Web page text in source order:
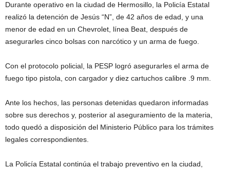
Durante operativo en la ciudad de Hermosillo, la Policía Estatal
realizó la detención de Jesús “N”, de 42 años de edad, y una
menor de edad en un Chevrolet, línea Beat, después de
asegurarles cinco bolsas con narcótico y un arma de fuego.
Con el protocolo policial, la PESP logró asegurarles el arma de
fuego tipo pistola, con cargador y diez cartuchos calibre .9 mm.
Ante los hechos, las personas detenidas quedaron informadas
sobre sus derechos y, posterior al aseguramiento de la materia,
todo quedó a disposición del Ministerio Público para los trámites
legales correspondientes.
La Policía Estatal continúa el trabajo preventivo en la ciudad,